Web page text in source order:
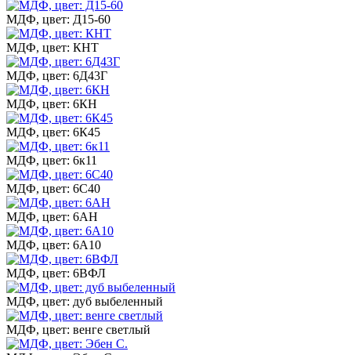
МДФ, цвет: Д15-60
МДФ, цвет: КНТ
МДФ, цвет: 6Д43Г
МДФ, цвет: 6КН
МДФ, цвет: 6К45
МДФ, цвет: 6к11
МДФ, цвет: 6С40
МДФ, цвет: 6АН
МДФ, цвет: 6А10
МДФ, цвет: 6ВФЛ
МДФ, цвет: дуб выбеленный
МДФ, цвет: венге светлый